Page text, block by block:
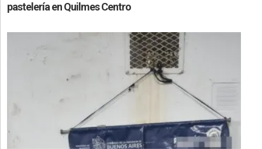
pastelería en Quilmes Centro